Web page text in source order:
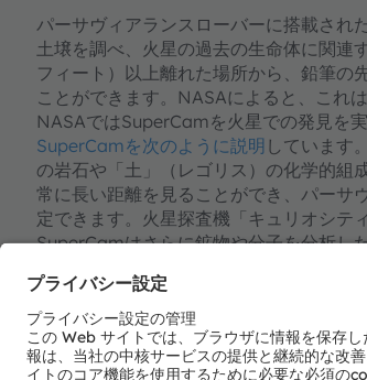
パーサヴィアランスローバーに搭載され
土壌を調べ、火星の過去の生命体に関連
フィート）以上離れた場所から、鉛筆の
ことができます。NASAによると、これ
NASAではSuperCamを火星での発見を
SuperCamを次のように説明 しています
の岩石や「土」（レゴリス）の化学的組
常に長い距離を見ることができ、パーサ
定できます。火星探査機「キュリオシテ
SuperCamはさらに鉱物や分子を分析し
なく、多くの産業的シナリオで使用され
ッターCMOSイメージセンサで、解像度
し中の露光が可能です。最先端の画素設
パターンノイズやダークノイズを大幅